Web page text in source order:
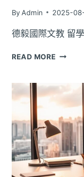
By Admin 2025-
德毅國際文教 留
READ MORE